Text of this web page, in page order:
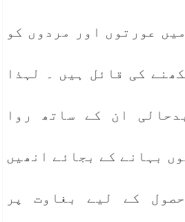
عورتوں اور مردوں کو
کی قائل ہیں ۔ لہذا
ان کے ساتھ روا
بہانے کے بجائے انھیں
کے لیے بغاوت پر